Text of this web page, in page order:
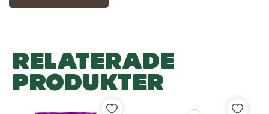
RELATERADE
PRODUKTER